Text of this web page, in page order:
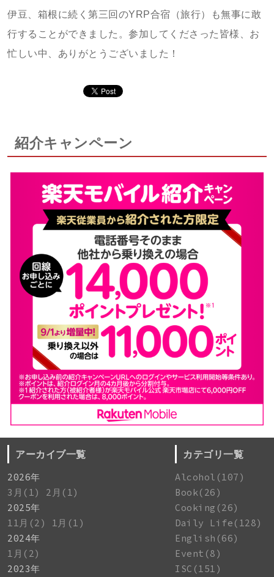
伊豆、箱根に続く第三回のYRP合宿（旅行）も無事に敢
行することができました。参加してくださった皆様、お
忙しい中、ありがとうございました！
紹介キャンペーン
アーカイブ一覧
2026年
3月(1)
2月(1)
2025年
11月(2)
1月(1)
2024年
1月(2)
2023年
カテゴリ一覧
Alcohol(107)
Book(26)
Cooking(26)
Daily Life(128)
English(66)
Event(8)
ISC(151)